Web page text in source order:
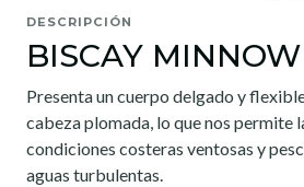
DESCRIPCIÓN
BISCAY MINNOW
Presenta un cuerpo delgado y
cabeza plomada, lo que nos permite
condiciones costeras ventosas y
aguas turbulentas.